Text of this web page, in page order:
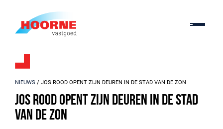
NIEUWS / JOS ROOD OPENT ZIJN DEUREN IN DE STAD VAN DE ZON
Jos Rood opent zijn deuren in de Stad
van de Zon